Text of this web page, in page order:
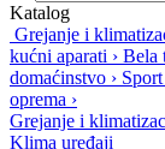
Katalog
Grejanje i
kućni aparati › Bela
domaćinstvo ›
oprema ›
Grejanje i
Klima uređaji